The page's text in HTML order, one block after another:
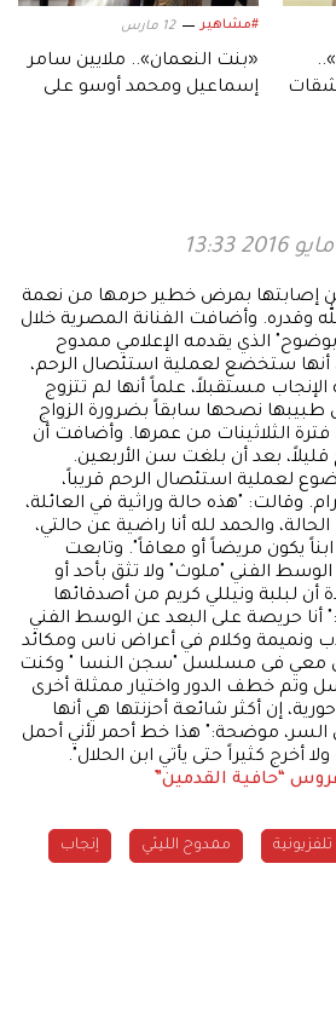
#مشاهير 12 مارس
«بنت النعمان».. ملايين سامر
إسماعيل ومحمد أوسو على
إصابتها بمرض خطير حرمها من نعمة
وقدره. وأضافت الفنانة المصرية خلال
الذي يقدمه الإعلامي ممدوح
، أنها ستخضع لعملية استئصال الرحم،
مستقبلاً، علماً أنها لم تتزوج
طبيبها نصحها سابقاً بضرورة الزواج
الثلاثينات من عمرها. وأضافت أن
قليلاً، بعد أن بلغت سن الأربعين.
لعملية استئصال الرحم قريباً،
وقالت: "هذه حالة وراثية في العائلة،
والحمد لله أنا راضية عن حالتي،
يكون مريضاً أو معاقاً". وتابعت
الفني "ملوث" ولا تثق بأحد أو
أن لبلبة ونيللي كريم من أصدقائها
أنا حريصة على البعد عن الوسط الفني
ونميمة وكلام في أعراض ناس ومكائد
معي فى مسلسل "سجن النسا " وكنت
وتم خطف الدور واختيار ممثلة أخرى
إن أكثر شائعة أحزنتها هي أنها
موضحة:" هذا خط أحمر لأني أحمل
أخرج كثيراً حتى يأتي ابن الحلال".
“حافية القدمين”
ممدوح الليثي إنجاب